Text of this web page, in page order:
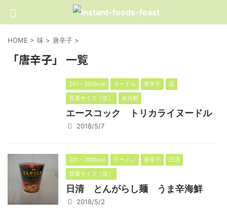
HOME > 味 > 唐辛子 >
「唐辛子」 一覧
201～300kcal ヌードル 唐辛子
塩
普通サイズ（並）
未分類
エースコック トリカライヌードル
2018/5/7
201～300kcal ラーメン 唐辛子
日清
普通サイズ（並）
日清 とんがらし麺 うま辛海鮮
2018/5/2